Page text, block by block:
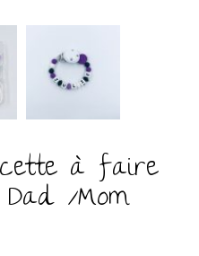
à faire
/Mom